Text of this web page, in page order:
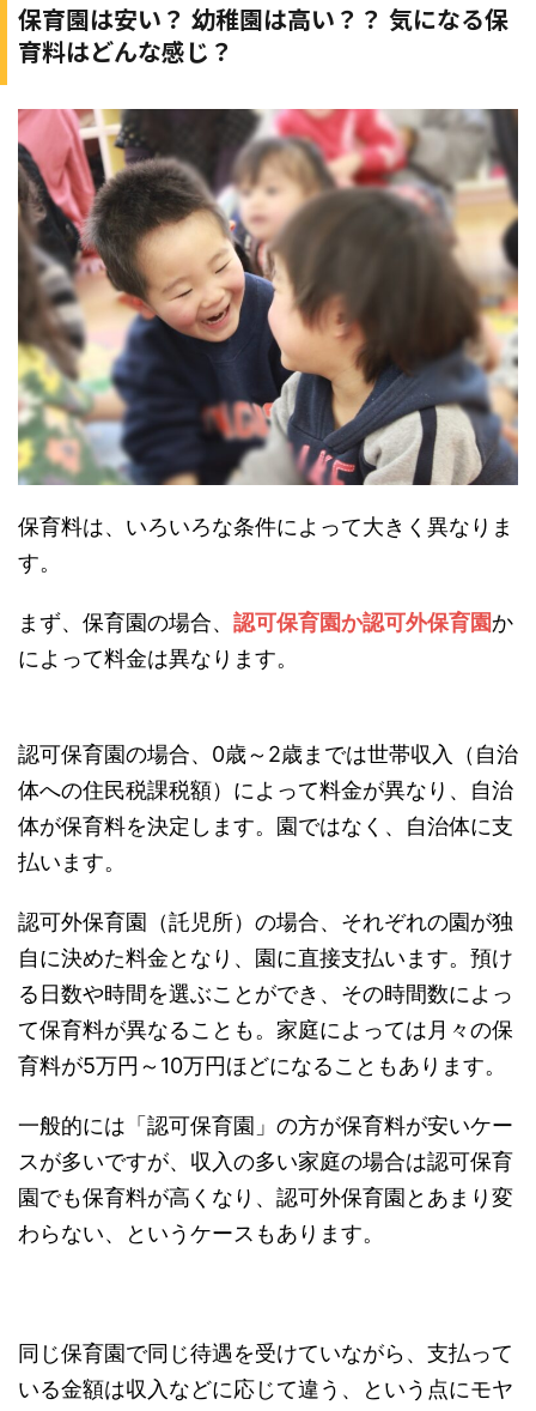
保育園は安い？ 幼稚園は高い？？ 気になる保
育料はどんな感じ？
保育料は、いろいろな条件によって大きく異なりま
す。
まず、保育園の場合、 認可保育園か認可外保育園か
によって料金は異なります。
認可保育園の場合、0歳～2歳までは世帯収入（自治
体への住民税課税額）によって料金が異なり、自治
体が保育料を決定します。園ではなく、自治体に支
払います。
認可外保育園（託児所）の場合、それぞれの園が独
自に決めた料金となり、園に直接支払います。預け
る日数や時間を選ぶことができ、その時間数によっ
て保育料が異なることも。家庭によっては月々の保
育料が5万円～10万円ほどになることもあります。
一般的には「認可保育園」の方が保育料が安いケー
スが多いですが、収入の多い家庭の場合は認可保育
園でも保育料が高くなり、認可外保育園とあまり変
わらない、というケースもあります。
同じ保育園で同じ待遇を受けていながら、支払って
いる金額は収入などに応じて違う、という点にモヤ